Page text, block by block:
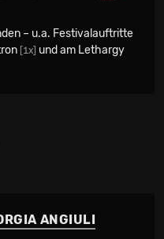
– u.a. Festivalauftritte
[1x] und am Lethargy
ANGIULI